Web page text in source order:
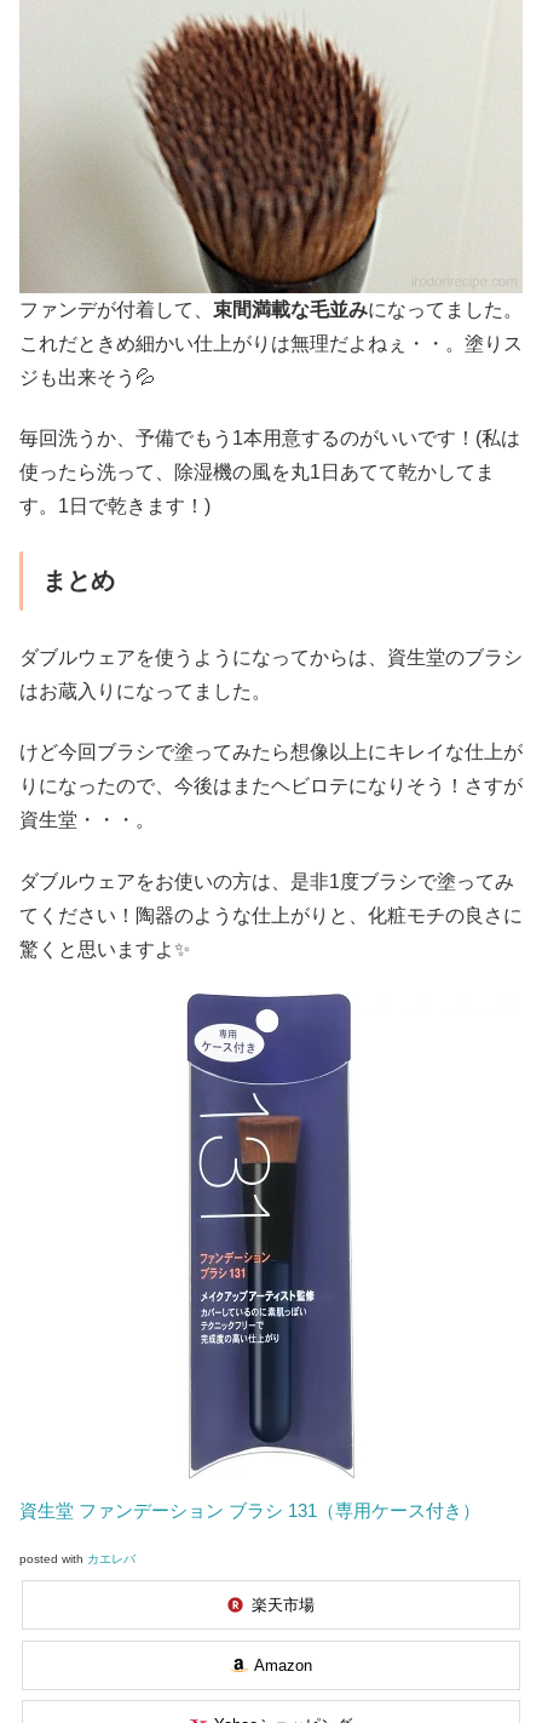
ファンデが付着して、 束間満載な毛並みになってました。
これだときめ細かい仕上がりは無理だよねぇ・・。塗りス
ジも出来そう💦
毎回洗うか、予備でもう1本用意するのがいいです！(私は
使ったら洗って、除湿機の風を丸1日あてて乾かしてま
す。1日で乾きます！)
まとめ
ダブルウェアを使うようになってからは、資生堂のブラシ
はお蔵入りになってました。
けど今回ブラシで塗ってみたら想像以上にキレイな仕上が
りになったので、今後はまたヘビロテになりそう！さすが
資生堂・・・。
ダブルウェアをお使いの方は、是非1度ブラシで塗ってみ
てください！陶器のような仕上がりと、化粧モチの良さに
驚くと思いますよ✨
資生堂 ファンデーション ブラシ 131（専用ケース付き）
posted with カエレバ
楽天市場
Amazon